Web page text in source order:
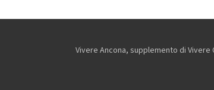
Vivere Ancona, supplemento di